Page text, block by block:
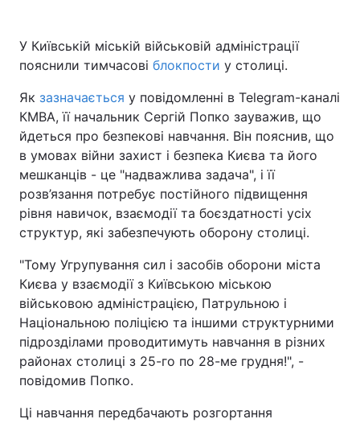
У Київській міській військовій адміністрації
пояснили тимчасові блокпости у столиці.
Як зазначається у повідомленні в Telegram-каналі
КМВА, її начальник Сергій Попко зауважив, що
йдеться про безпекові навчання. Він пояснив, що
в умовах війни захист і безпека Києва та його
мешканців - це "надважлива задача", і її
розв’язання потребує постійного підвищення
рівня навичок, взаємодії та боєздатності усіх
структур, які забезпечують оборону столиці.
"Тому Угрупування сил і засобів оборони міста
Києва у взаємодії з Київською міською
військовою адміністрацією, Патрульною і
Національною поліцією та іншими структурними
підрозділами проводитимуть навчання в різних
районах столиці з 25-го по 28-ме грудня!", -
повідомив Попко.
Ці навчання передбачають розгортання